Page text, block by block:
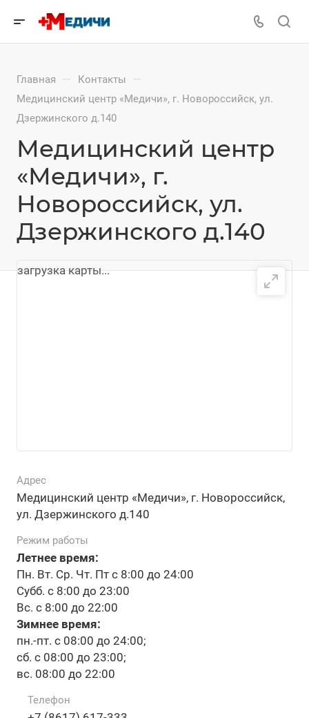
Главная — Контакты —
Медицинский центр «Медичи», г. Новороссийск, ул.
Дзержинского д.140
Медицинский центр
«Медичи», г.
Новороссийск, ул.
Дзержинского д.140
Адрес
Медицинский центр «Медичи», г. Новороссийск,
ул. Дзержинского д.140
Режим работы
Летнее время:
Пн. Вт. Ср. Чт. Пт с 8:00 до 24:00
Субб. с 8:00 до 23:00
Вс. с 8:00 до 22:00
Зимнее время:
пн.-пт. с 08:00 до 24:00;
сб. с 08:00 до 23:00;
вс. 08:00 до 22:00
Телефон
загрузка карты...